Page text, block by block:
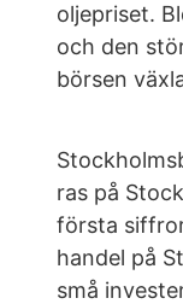
oljepriset.
och den
börsen
ras på
första
handel på
små